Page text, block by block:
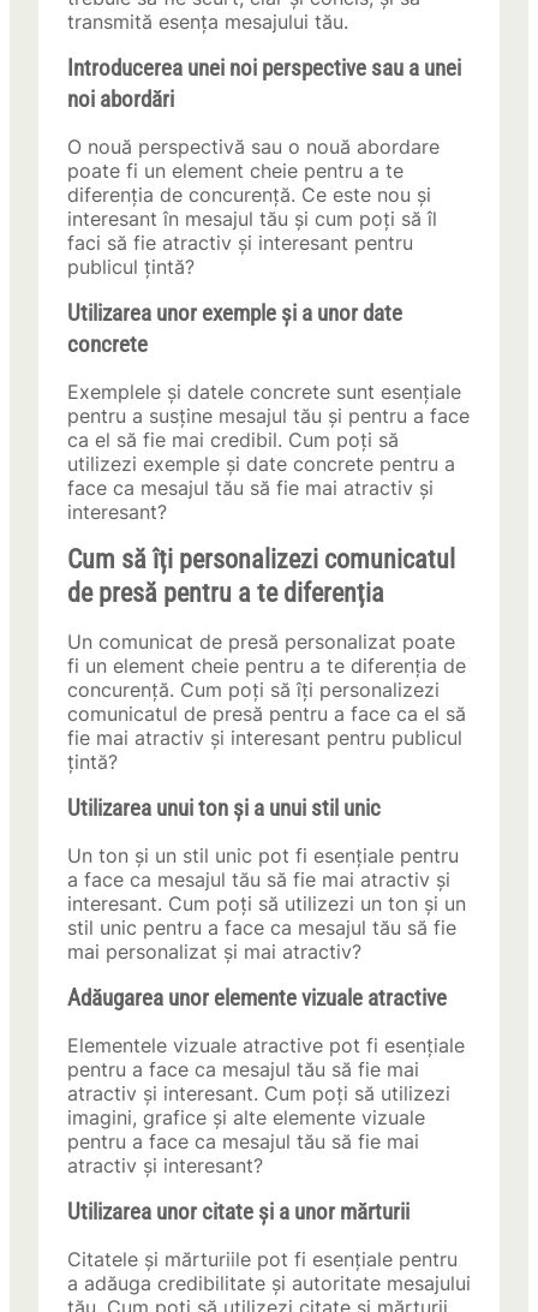
transmită esența mesajului tău.
Introducerea unei noi perspective sau a unei
noi abordări
O nouă perspectivă sau o nouă abordare
poate fi un element cheie pentru a te
diferenția de concurență. Ce este nou și
interesant în mesajul tău și cum poți să îl
faci să fie atractiv și interesant pentru
publicul țintă?
Utilizarea unor exemple și a unor date
concrete
Exemplele și datele concrete sunt esențiale
pentru a susține mesajul tău și pentru a face
ca el să fie mai credibil. Cum poți să
utilizezi exemple și date concrete pentru a
face ca mesajul tău să fie mai atractiv și
interesant?
Cum să îți personalizezi comunicatul
de presă pentru a te diferenția
Un comunicat de presă personalizat poate
fi un element cheie pentru a te diferenția de
concurență. Cum poți să îți personalizezi
comunicatul de presă pentru a face ca el să
fie mai atractiv și interesant pentru publicul
țintă?
Utilizarea unui ton și a unui stil unic
Un ton și un stil unic pot fi esențiale pentru
a face ca mesajul tău să fie mai atractiv și
interesant. Cum poți să utilizezi un ton și un
stil unic pentru a face ca mesajul tău să fie
mai personalizat și mai atractiv?
Adăugarea unor elemente vizuale atractive
Elementele vizuale atractive pot fi esențiale
pentru a face ca mesajul tău să fie mai
atractiv și interesant. Cum poți să utilizezi
imagini, grafice și alte elemente vizuale
pentru a face ca mesajul tău să fie mai
atractiv și interesant?
Utilizarea unor citate și a unor mărturii
Citatele și mărturiile pot fi esențiale pentru
a adăuga credibilitate și autoritate mesajului